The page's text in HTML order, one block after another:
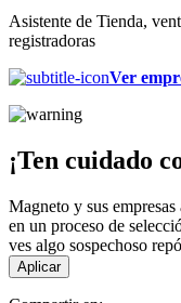
Asistente de Tienda,
registradoras
Ver
¡Ten cuidado
Magneto y sus
en un proceso de
ves algo sospechoso
Aplicar